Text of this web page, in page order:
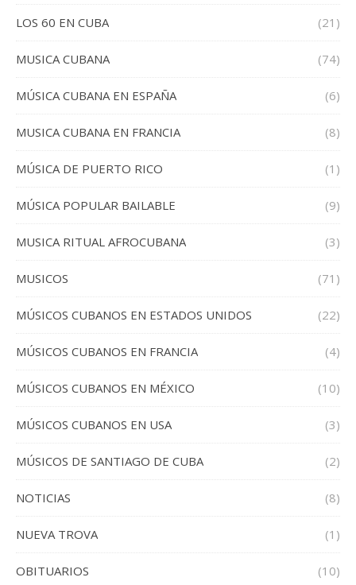
LOS 60 EN CUBA (21)
MUSICA CUBANA (74)
MÚSICA CUBANA EN ESPAÑA (6)
MUSICA CUBANA EN FRANCIA (8)
MÚSICA DE PUERTO RICO (1)
MÚSICA POPULAR BAILABLE (9)
MUSICA RITUAL AFROCUBANA (3)
MUSICOS (71)
MÚSICOS CUBANOS EN ESTADOS UNIDOS (22)
MÚSICOS CUBANOS EN FRANCIA (4)
MÚSICOS CUBANOS EN MÉXICO (10)
MÚSICOS CUBANOS EN USA (3)
MÚSICOS DE SANTIAGO DE CUBA (2)
NOTICIAS (8)
NUEVA TROVA (1)
OBITUARIOS (10)